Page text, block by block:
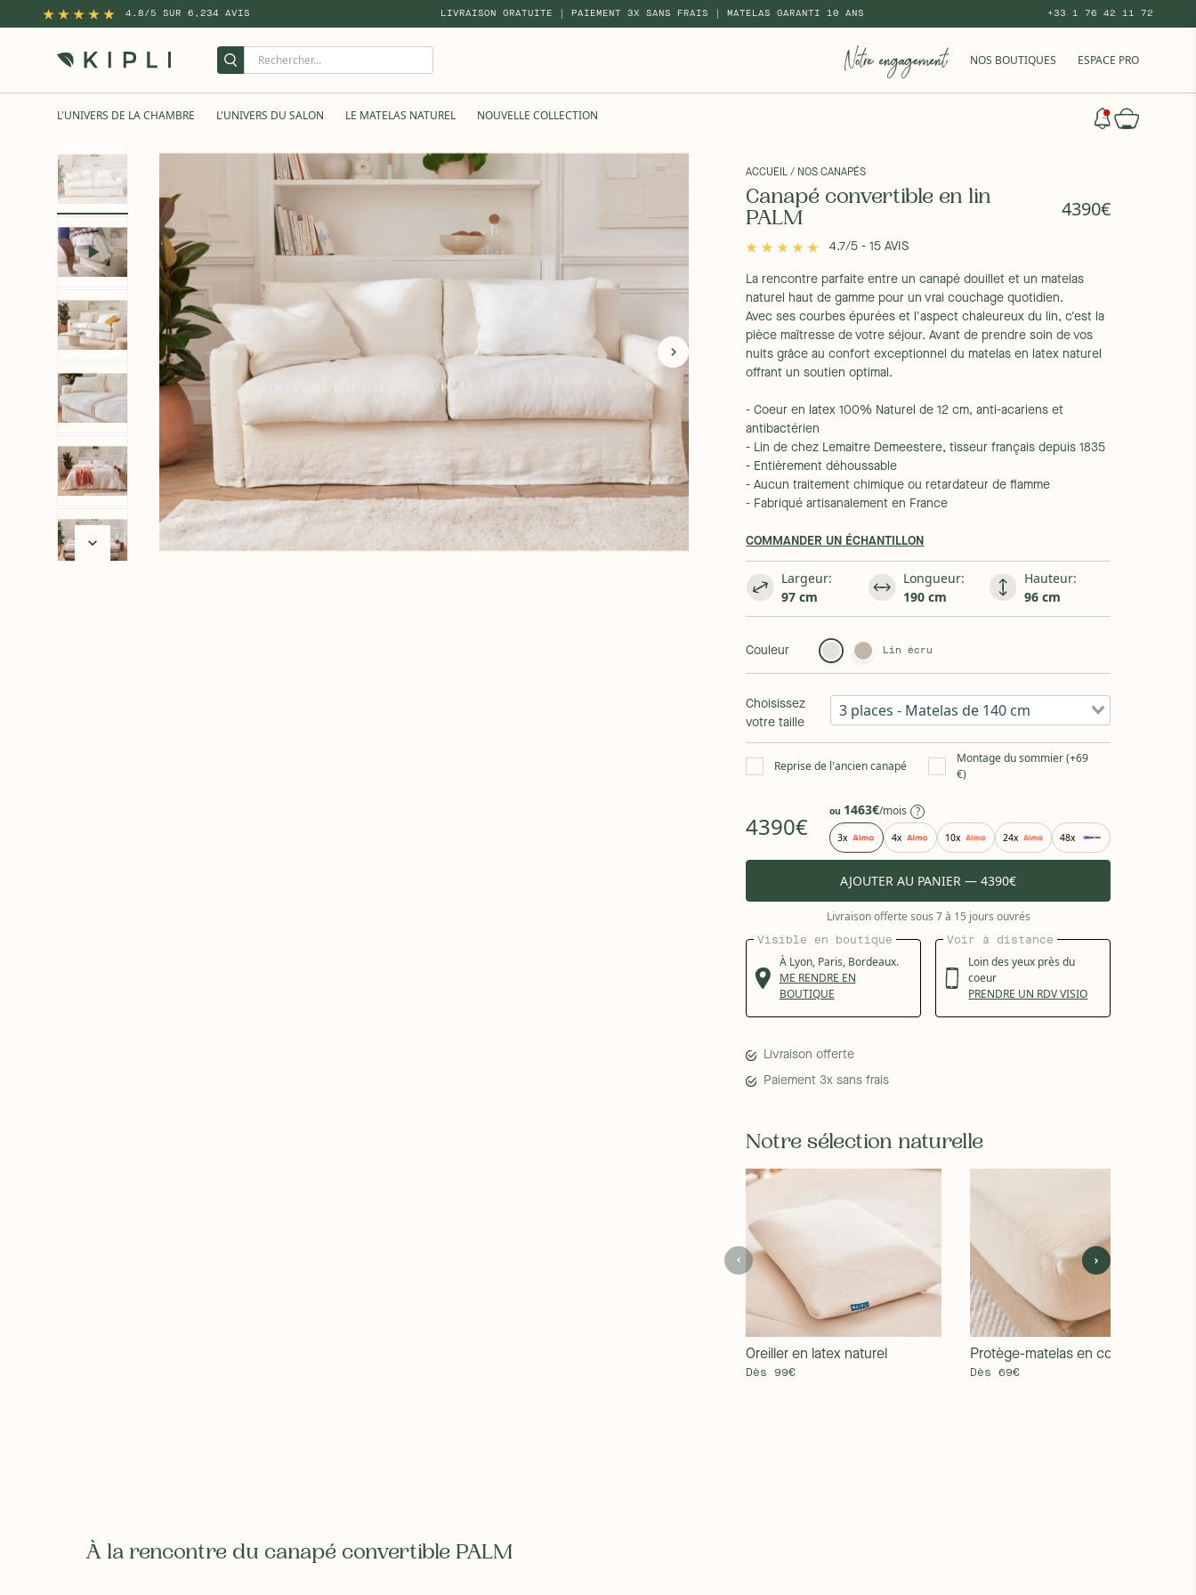
4.8/5 SUR 6,234 AVIS LIVRAISON GRATUITE | PAIEMENT 3X SANS FRAIS | MATELAS GARANTI 10 ANS +33 1 76 42 11 72
NOS BOUTIQUES ESPACE PRO
L'UNIVERS DE LA CHAMBRE L'UNIVERS DU SALON LE MATELAS NATUREL NOUVELLE COLLECTION
ACCUEIL / NOS CANAPÉS
Canapé convertible en lin
PALM
4390€
4.7/5 - 15 AVIS
La rencontre parfaite entre un canapé douillet et un matelas
naturel haut de gamme pour un vrai couchage quotidien.
Avec ses courbes épurées et l'aspect chaleureux du lin, c'est la
pièce maîtresse de votre séjour. Avant de prendre soin de vos
nuits grâce au confort exceptionnel du matelas en latex naturel
offrant un soutien optimal.
- Coeur en latex 100% Naturel de 12 cm, anti-acariens et
antibactérien
- Lin de chez Lemaitre Demeestere, tisseur français depuis 1835
- Entièrement déhoussable
- Aucun traitement chimique ou retardateur de flamme
- Fabriqué artisanalement en France
COMMANDER UN ÉCHANTILLON
Largeur:
97 cm
Longueur:
190 cm
Hauteur:
96 cm
Couleur Lin écru
Choisissez
votre taille
3 places - Matelas de 140 cm
Reprise de l'ancien canapé
Montage du sommier (+69
€)
4390€
ou 1463€/mois ?
3x 4x 10x 24x 48x
AJOUTER AU PANIER — 4390€
Livraison offerte sous 7 à 15 jours ouvrés
Visible en boutique
À Lyon, Paris, Bordeaux.
ME RENDRE EN
BOUTIQUE
Voir à distance
Loin des yeux près du
coeur
PRENDRE UN RDV VISIO
Livraison offerte
Paiement 3x sans frais
Notre sélection naturelle
Oreiller en latex naturel
Dès 99€
Protège-matelas en coton bio
Dès 69€
À la rencontre du canapé convertible PALM